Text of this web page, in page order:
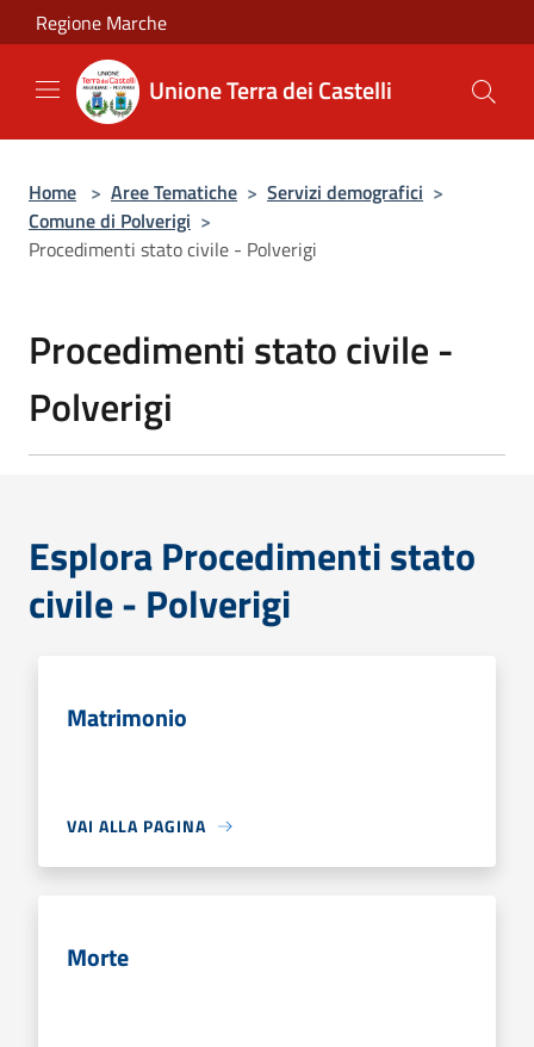
Salta al contenuto principale
Regione Marche
Unione Terra dei Castelli
Home > Aree Tematiche > Servizi demografici >
Comune di Polverigi >
Procedimenti stato civile - Polverigi
Procedimenti stato civile -
Polverigi
Esplora Procedimenti stato
civile - Polverigi
Matrimonio
VAI ALLA PAGINA
Morte